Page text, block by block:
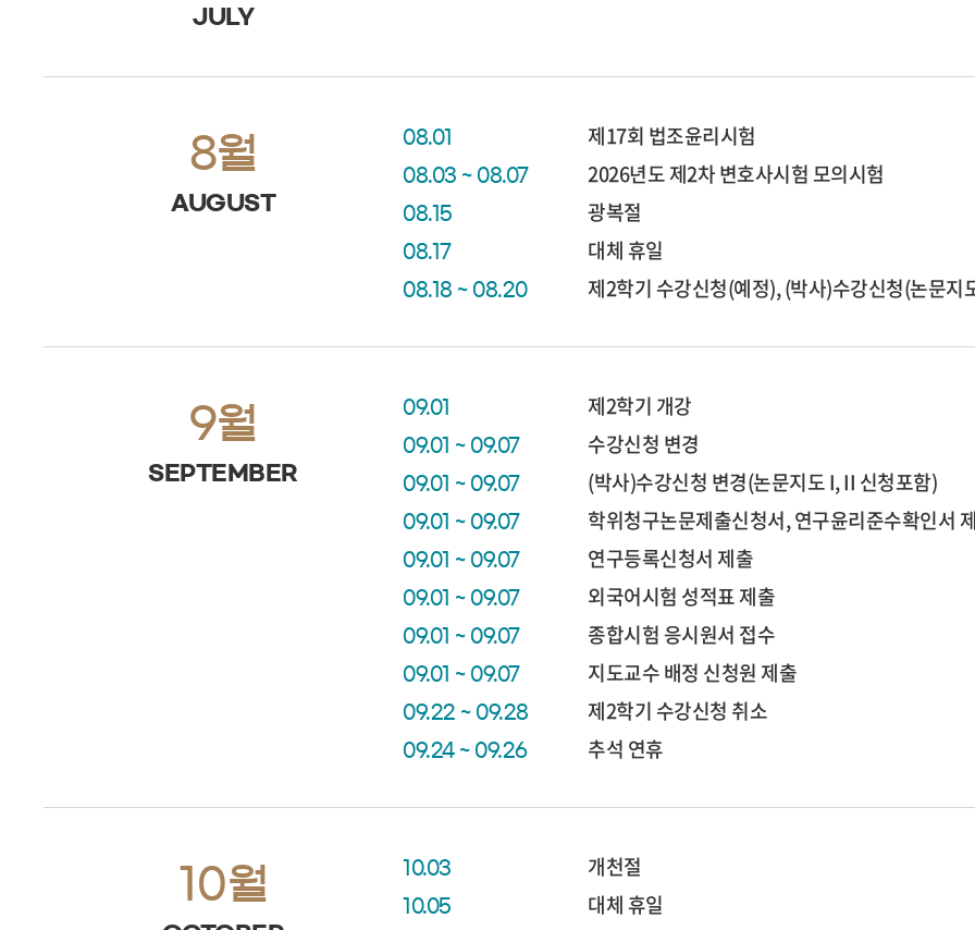
JULY
8월
AUGUST
08.01 제17회 법조윤리시험
08.03 ~ 08.07 2026년도 제2차 변호사시험 모의시험
08.15 광복절
08.17 대체 휴일
08.18 ~ 08.20 제2학기 수강신청(예정), (박사)수강신청(논문지
9월
SEPTEMBER
09.01 제2학기 개강
09.01 ~ 09.07 수강신청 변경
09.01 ~ 09.07 (박사)수강신청 변경(논문지도 I, II 신청포함)
09.01 ~ 09.07 학위청구논문제출신청서, 연구윤리준수확인서
09.01 ~ 09.07 연구등록신청서 제출
09.01 ~ 09.07 외국어시험 성적표 제출
09.01 ~ 09.07 종합시험 응시원서 접수
09.01 ~ 09.07 지도교수 배정 신청원 제출
09.22 ~ 09.28 제2학기 수강신청 취소
09.24 ~ 09.26 추석 연휴
10월 10.03 개천절
10.05 대체 휴일